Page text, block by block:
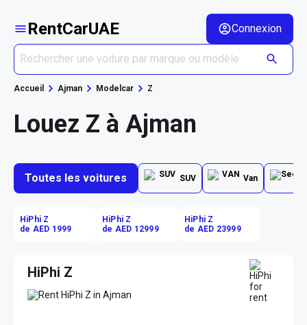
RentCarUAE Connexion
Accueil Ajman Modelcar Z
Louez Z à Ajman
Toutes les voitures SUV Van
HiPhi Z
de AED 1999
HiPhi Z
de AED 12999
HiPhi Z
de AED 23999
HiPhi Z